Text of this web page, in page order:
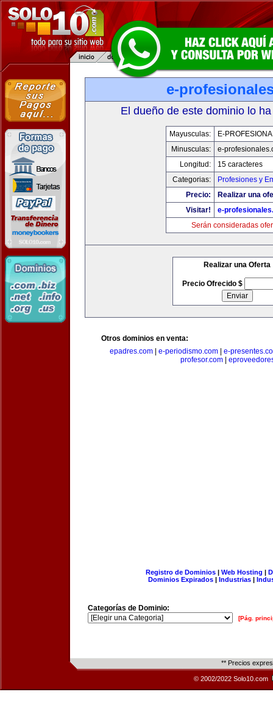
e-
El dueño de este dominio lo
Mayusculas:
E-
Minusculas:
e-
Longitud:
15 caracteres
Categorias:
Profesiones y
Precio:
Realizar una
Visitar!
e-
Serán consideradas
Realizar una Oferta
Precio Ofrecido $
Otros dominios en venta:
epadres.com
e-periodismo.com
e-
profesor.com|
Registro de Dominios| Web Hosting |
Dominios Expirados | Industrias |
Categorías de Dominio:
[Pág.
** Precios
© 2002/2022 Solo10.com